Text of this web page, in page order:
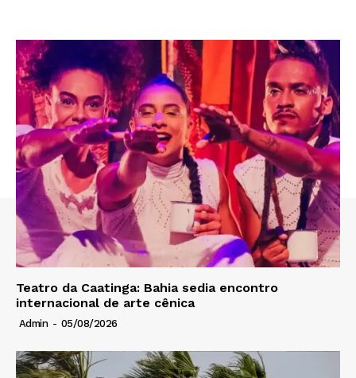
Teatro da Caatinga: Bahia sedia encontro
internacional de arte cênica
Admin - 05/08/2026